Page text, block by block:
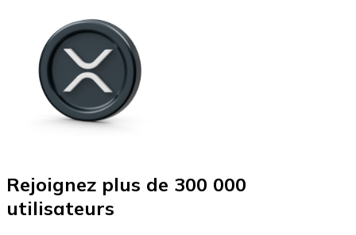
Rejoignez plus de 300 000
utilisateurs